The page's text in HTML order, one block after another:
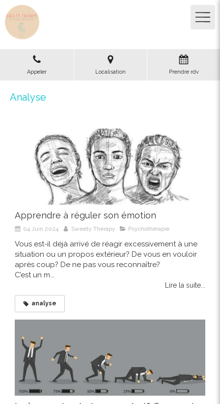
Appeler Localisation Prendre rdv
Analyse
Apprendre à réguler son émotion
04 Juin 2024 Sweety Therapy Psychothérapie
Vous est-il déjà arrivé de réagir excessivement à une
situation ou un propos extérieur? De vous en vouloir
après coup? De ne pas vous reconnaître?
C’est un m...
Lire la suite...
analyse